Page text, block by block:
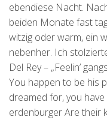
ebendiese Nacht.
beiden Monate fast
witzig oder warm, ein
nebenher. Ich
Del Rey – „Feelin’
You happen to be his
dreamed for, you
erdenburger Are their